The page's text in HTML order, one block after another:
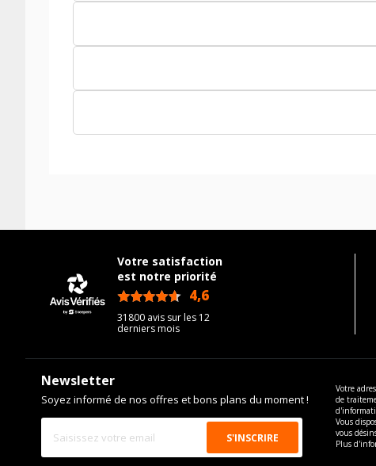
Votre satisfaction
est notre priorité
4,6
31800 avis sur les 12
derniers mois
Newsletter
Soyez informé de nos offres et bons plans du moment !
Votre
de
Vous
vous
Plus